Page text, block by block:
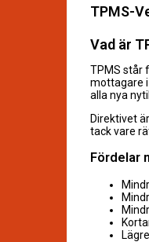
TPMS-
Vad är
TPMS står
mottagare i
alla nya
Direktivet
tack vare
Fördelar